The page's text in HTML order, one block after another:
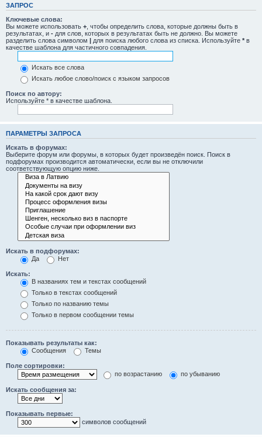
ЗАПРОС
Ключевые слова:
Вы можете использовать + , чтобы определить слова, которые должны быть в
результатах, и - для слов, которых в результатах быть не должно. Вы можете
разделить слова символом | для поиска любого слова из списка. Используйте * в
качестве шаблона для частичного совпадения.
Искать все слова
Искать любое слово/поиск с языком запросов
Поиск по автору:
Используйте * в качестве шаблона.
ПАРАМЕТРЫ ЗАПРОСА
Искать в форумах:
Выберите форум или форумы, в которых будет произведён поиск. Поиск в
подфорумах производится автоматически, если вы не отключили
соответствующую опцию ниже.
Искать в подфорумах:
Да
Нет
Искать:
В названиях тем и текстах сообщений
Только в текстах сообщений
Только по названию темы
Только в первом сообщении темы
Показывать результаты как:
Сообщения
Темы
Поле сортировки:
по возрастанию
по убыванию
Искать сообщения за:
Показывать первые:
символов сообщений